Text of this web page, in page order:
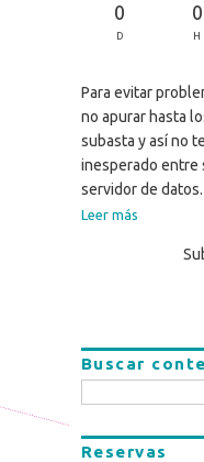
0
D
0
H
Para evitar
no apurar hasta
subasta y así no
inesperado entre
servidor de datos.
Leer más
Buscar
Reservas